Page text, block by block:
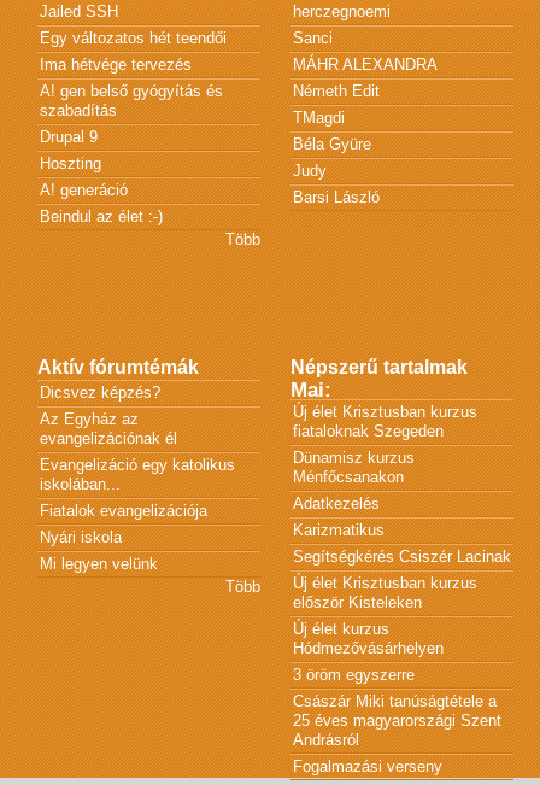
Jailed SSH
Egy változatos hét teendői
Ima hétvége tervezés
A! gen belső gyógyítás és
szabadítás
Drupal 9
Hoszting
A! generáció
Beindul az élet :-)
Több
herczegnoemi
Sanci
MÁHR ALEXANDRA
Németh Edit
TMagdi
Béla Gyüre
Judy
Barsi László
Aktív fórumtémák
Dicsvez képzés?
Az Egyház az
evangelizációnak él
Evangelizáció egy katolikus
iskolában...
Fiatalok evangelizációja
Nyári iskola
Mi legyen velünk
Több
Népszerű tartalmak
Mai:
Új élet Krisztusban kurzus
fiataloknak Szegeden
Dünamisz kurzus
Ménfőcsanakon
Adatkezelés
Karizmatikus
Segítségkérés Csiszér Lacinak
Új élet Krisztusban kurzus
először Kisteleken
Új élet kurzus
Hódmezővásárhelyen
3 öröm egyszerre
Császár Miki tanúságtétele a
25 éves magyarországi Szent
Andrásról
Fogalmazási verseny